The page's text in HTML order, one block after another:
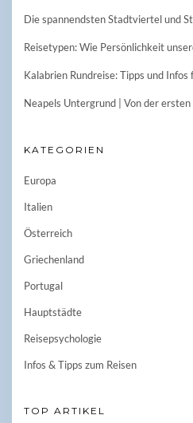
Die spannendsten Stadtviertel und
Reisetypen: Wie Persönlichkeit
Kalabrien Rundreise: Tipps und
Neapels Untergrund | Von der ersten
KATEGORIEN
Europa
Italien
Österreich
Griechenland
Portugal
Hauptstädte
Reisepsychologie
Infos & Tipps zum Reisen
TOP ARTIKEL